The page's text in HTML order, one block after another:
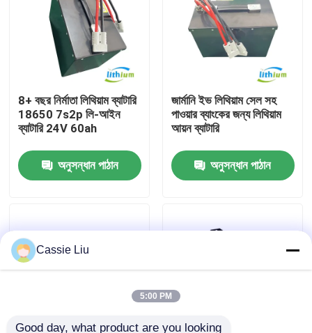
আমাদের সম্পর্কে
কারখানা ভ্রমণ
মান নিয়ন্ত্রণ
উদ্ধৃতির জন্য আবেদন
বৈদ্যুতিক ফর্কলিফ্ট লিথিয়াম আয়ন ব্যাটারি
প্যালেট ট্রাক ব্যাটারি
8+ বছর নির্মাতা লিথিয়াম ব্যাটারি
18650 7s2p লি-আইন
ব্যাটারি 24V 60ah
অনুসন্ধান পাঠান
জার্মানি ইভ লিথিয়াম সেল সহ
পাওয়ার ব্যাংকের জন্য লিথিয়াম
আয়ন ব্যাটারি
অনুসন্ধান পাঠান
Cassie Liu
5:00 PM
Good day, what product are you looking